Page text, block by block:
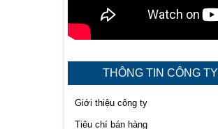
THÔNG TIN CÔNG TY
Giới thiệu công ty
Tiêu chí bán hàng